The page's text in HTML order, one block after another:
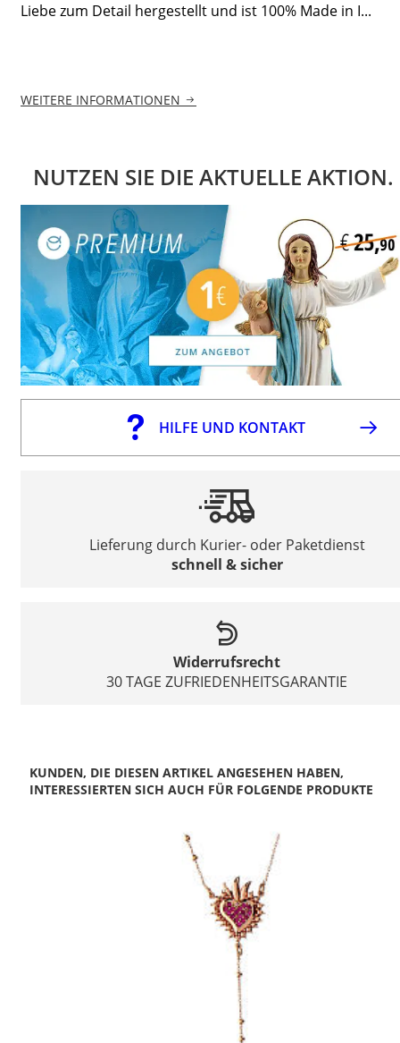
Liebe zum Detail hergestellt und ist 100% Made in I...
WEITERE INFORMATIONEN
NUTZEN SIE DIE AKTUELLE AKTION.
HILFE UND KONTAKT
Lieferung durch Kurier- oder Paketdienst
schnell & sicher
Widerrufsrecht
30 TAGE ZUFRIEDENHEITSGARANTIE
KUNDEN, DIE DIESEN ARTIKEL ANGESEHEN HABEN,
INTERESSIERTEN SICH AUCH FÜR FOLGENDE PRODUKTE